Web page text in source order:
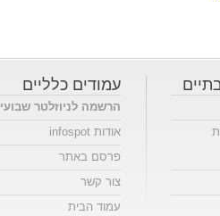
עמודים כלליים
הרשמה לניוזלטר שבועי
אודות infospot
פרסם באתר
צור קשר
עמוד הבית